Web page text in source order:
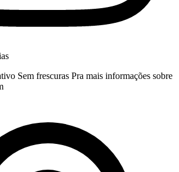
Sem frescuras Pra mais informações sobre